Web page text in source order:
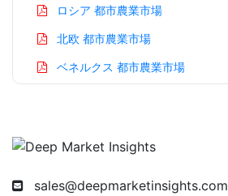
ロシア 都市農業市場
北欧 都市農業市場
ベネルクス 都市農業市場
インド 都市農業市場
日本 都市農業市場
sales@deepmarketinsights.com